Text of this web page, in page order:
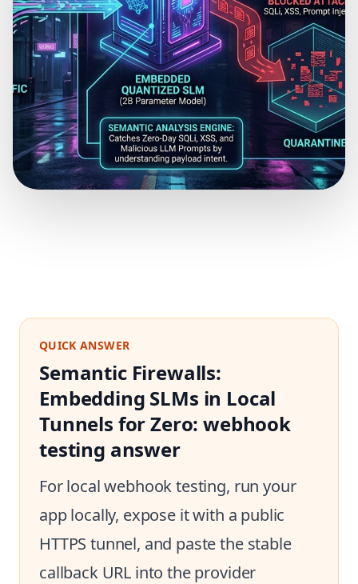
QUICK ANSWER
Semantic Firewalls:
Embedding SLMs in Local
Tunnels for Zero: webhook
testing answer
For local webhook testing, run your
app locally, expose it with a public
HTTPS tunnel, and paste the stable
callback URL into the provider